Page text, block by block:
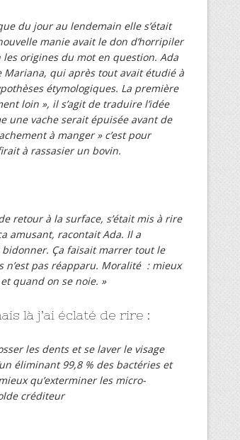
du jour au lendemain elle s’était
manie avait le don d’horripiler
origines du mot en question. Ada
Mariana, qui après tout avait étudié à
étymologiques. La première
loin », il s’agit de traduire l’idée
une vache serait épuisée avant de
à manger » c’est pour
à rassasier un bovin.
retour à la surface, s’était mis à rire
amusant, racontait Ada. Il a
Ça faisait marrer tout le
n’est pas réapparu. Moralité : mieux
quand on se noie. »
là j’ai éclaté de rire :
les dents et se laver le visage
éliminant 99,8 % des bactéries et
qu’exterminer les micro-
créditeur